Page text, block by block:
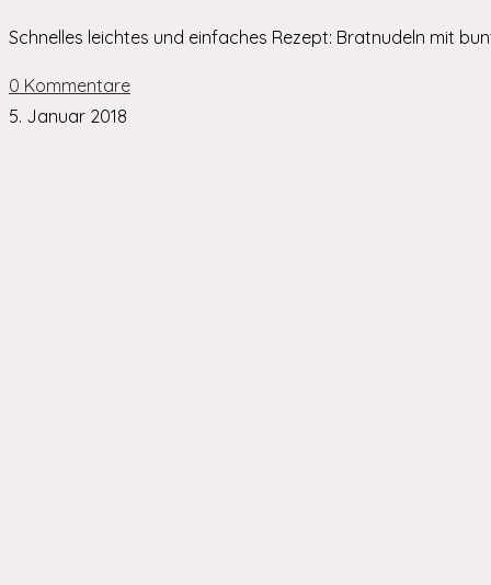
Schnelles leichtes und einfaches Rezept: Bratnudeln mit
0 Kommentare
5. Januar 2018